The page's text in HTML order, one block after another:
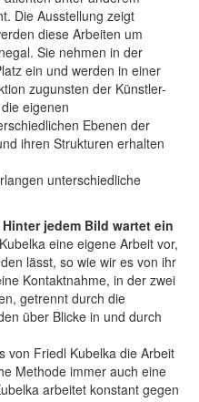
Die Ausstellung zeigt
diese Arbeiten um
Sie nehmen in der
ein und werden in einer
zugunsten der Künstler-
eigenen
Ebenen der
ihren Strukturen erhalten
unterschiedliche
jedem Bild wartet ein
eine eigene Arbeit vor,
lässt, so wie wir es von ihr
Kontaktnahme, in der zwei
getrennt durch die
über Blicke in und durch
von Friedl Kubelka die Arbeit
Methode immer auch eine
arbeitet konstant gegen